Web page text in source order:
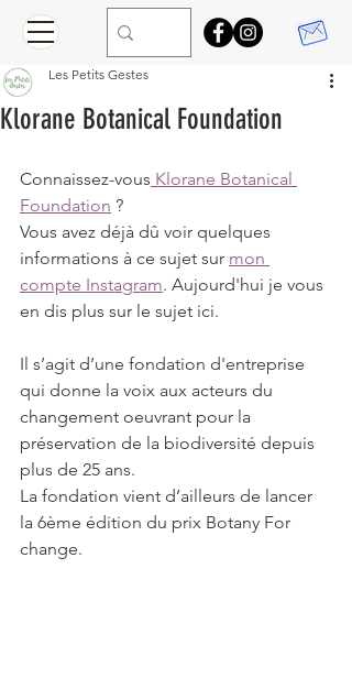
Klorane Botanical Foundation
Les Petits Gestes
Connaissez-vous Klorane Botanical
Foundation ?
Vous avez déjà dû voir quelques
informations à ce sujet sur mon
compte Instagram. Aujourd'hui je vous
en dis plus sur le sujet ici.
Il s’agit d’une fondation d'entreprise
qui donne la voix aux acteurs du
changement oeuvrant pour la
préservation de la biodiversité depuis
plus de 25 ans.
La fondation vient d’ailleurs de lancer
la 6ème édition du prix Botany For
change.